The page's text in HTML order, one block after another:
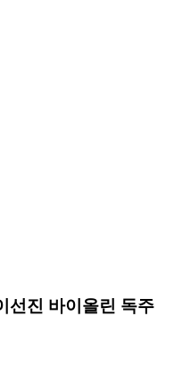
선진 바이올린 독주